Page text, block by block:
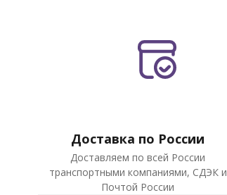
Доставка по России
Доставляем по всей России
транспортными компаниями, СДЭК и
Почтой России